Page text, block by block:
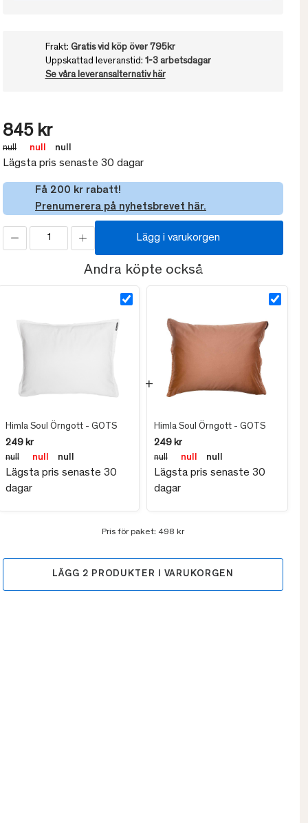
Frakt: Gratis vid köp över 795kr
Uppskattad leveranstid: 1-3 arbetsdagar
Se våra leveransalternativ här
845 kr
null null null
Lägsta pris senaste 30 dagar
Få 200 kr rabatt!
Prenumerera på nyhetsbrevet här.
Lägg i varukorgen
Andra köpte också
Himla Soul Örngott - GOTS
249 kr
null
null null
Lägsta pris senaste 30
dagar
Himla Soul Örngott - GOTS
249 kr
null
null null
Lägsta pris senaste 30
dagar
Pris för paket: 498 kr
LÄGG 2 PRODUKTER I VARUKORGEN